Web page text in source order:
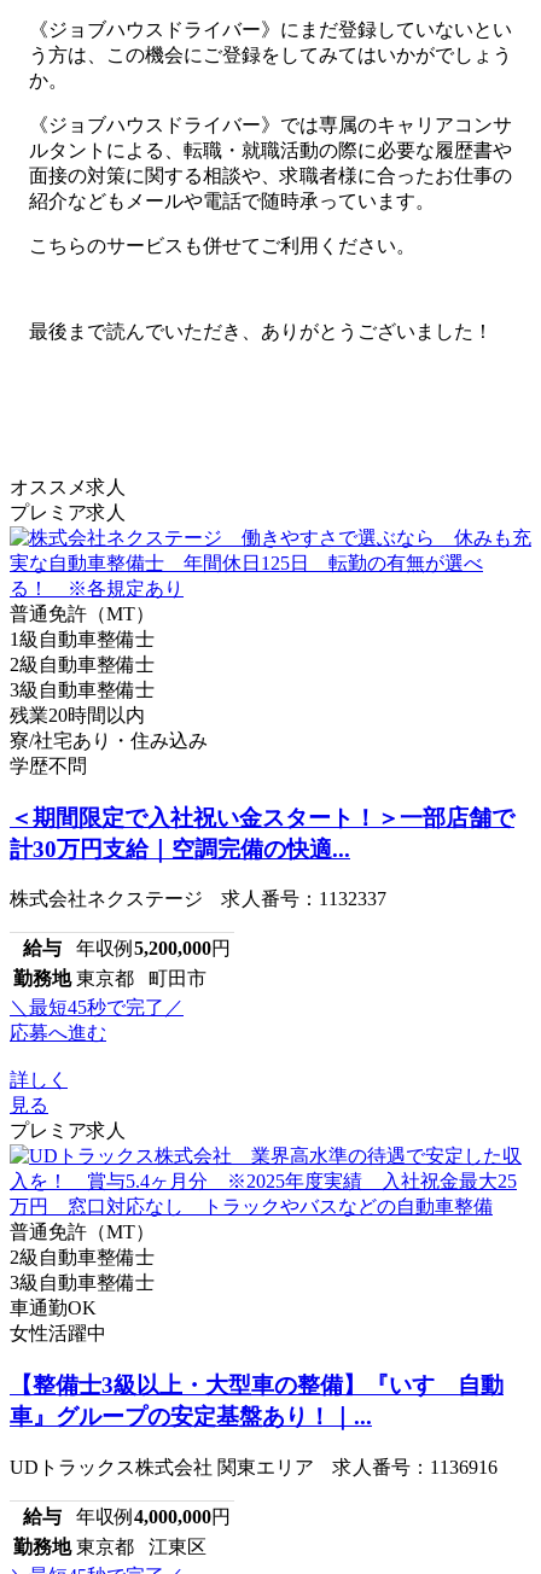
《ジョブハウスドライバー》にまだ登録していないとい
う方は、この機会にご登録をしてみてはいかがでしょう
か。
《ジョブハウスドライバー》では専属のキャリアコンサ
ルタントによる、転職・就職活動の際に必要な履歴書や
面接の対策に関する相談や、求職者様に合ったお仕事の
紹介などもメールや電話で随時承っています。
こちらのサービスも併せてご利用ください。
最後まで読んでいただき、ありがとうございました！
オススメ求人
プレミア求人
普通免許（MT）
1級自動車整備士
2級自動車整備士
3級自動車整備士
残業20時間以内
寮/社宅あり・住み込み
学歴不問
＜期間限定で入社祝い金スタート！＞一部店舗で
計30万円支給｜空調完備の快適...
株式会社ネクステージ 求人番号：1132337
給与 年収例 5,200,000円
勤務地 東京都 町田市
＼最短45秒で完了／
応募へ進む
詳しく
見る
プレミア求人
普通免許（MT）
2級自動車整備士
3級自動車整備士
車通勤OK
女性活躍中
【整備士3級以上・大型車の整備】『いすゞ自動
車』グループの安定基盤あり！｜...
UDトラックス株式会社 関東エリア 求人番号：1136916
給与 年収例 4,000,000円
勤務地 東京都 江東区